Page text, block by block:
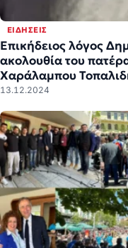
ΕΙΔΉΣΕΙΣ
Επικήδειος λόγος
ακολουθία του
Χαράλαμπου
13.12.2024